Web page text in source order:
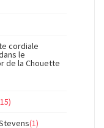
cordiale
le
de la Chouette
(1)